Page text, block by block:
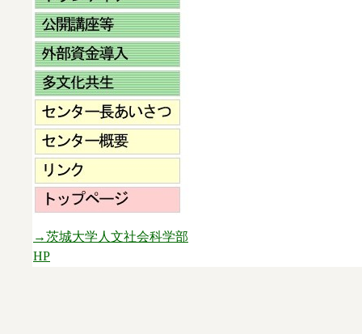
→茨城大学人文社会科学部
HP